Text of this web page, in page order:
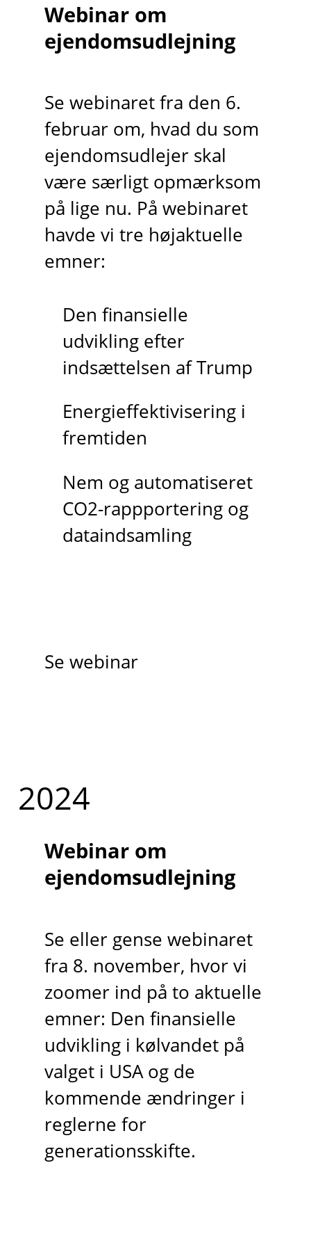
Webinar om
ejendomsudlejning
Se webinaret fra den 6.
februar om, hvad du som
ejendomsudlejer skal
være særligt opmærksom
på lige nu. På webinaret
havde vi tre højaktuelle
emner:
Den finansielle
udvikling efter
indsættelsen af Trump
Energieffektivisering i
fremtiden
Nem og automatiseret
CO2-rappportering og
dataindsamling
Se webinar
2024
Webinar om
ejendomsudlejning
Se eller gense webinaret
fra 8. november, hvor vi
zoomer ind på to aktuelle
emner: Den finansielle
udvikling i kølvandet på
valget i USA og de
kommende ændringer i
reglerne for
generationsskifte.